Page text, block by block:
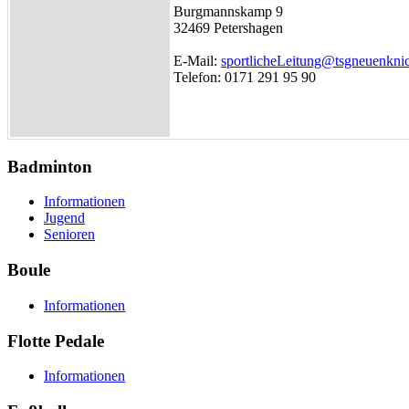
Burgmannskamp 9
32469 Petershagen
E-Mail:
Telefon: 0171 291 95 90
Badminton
Informationen
Jugend
Senioren
Boule
Informationen
Flotte Pedale
Informationen